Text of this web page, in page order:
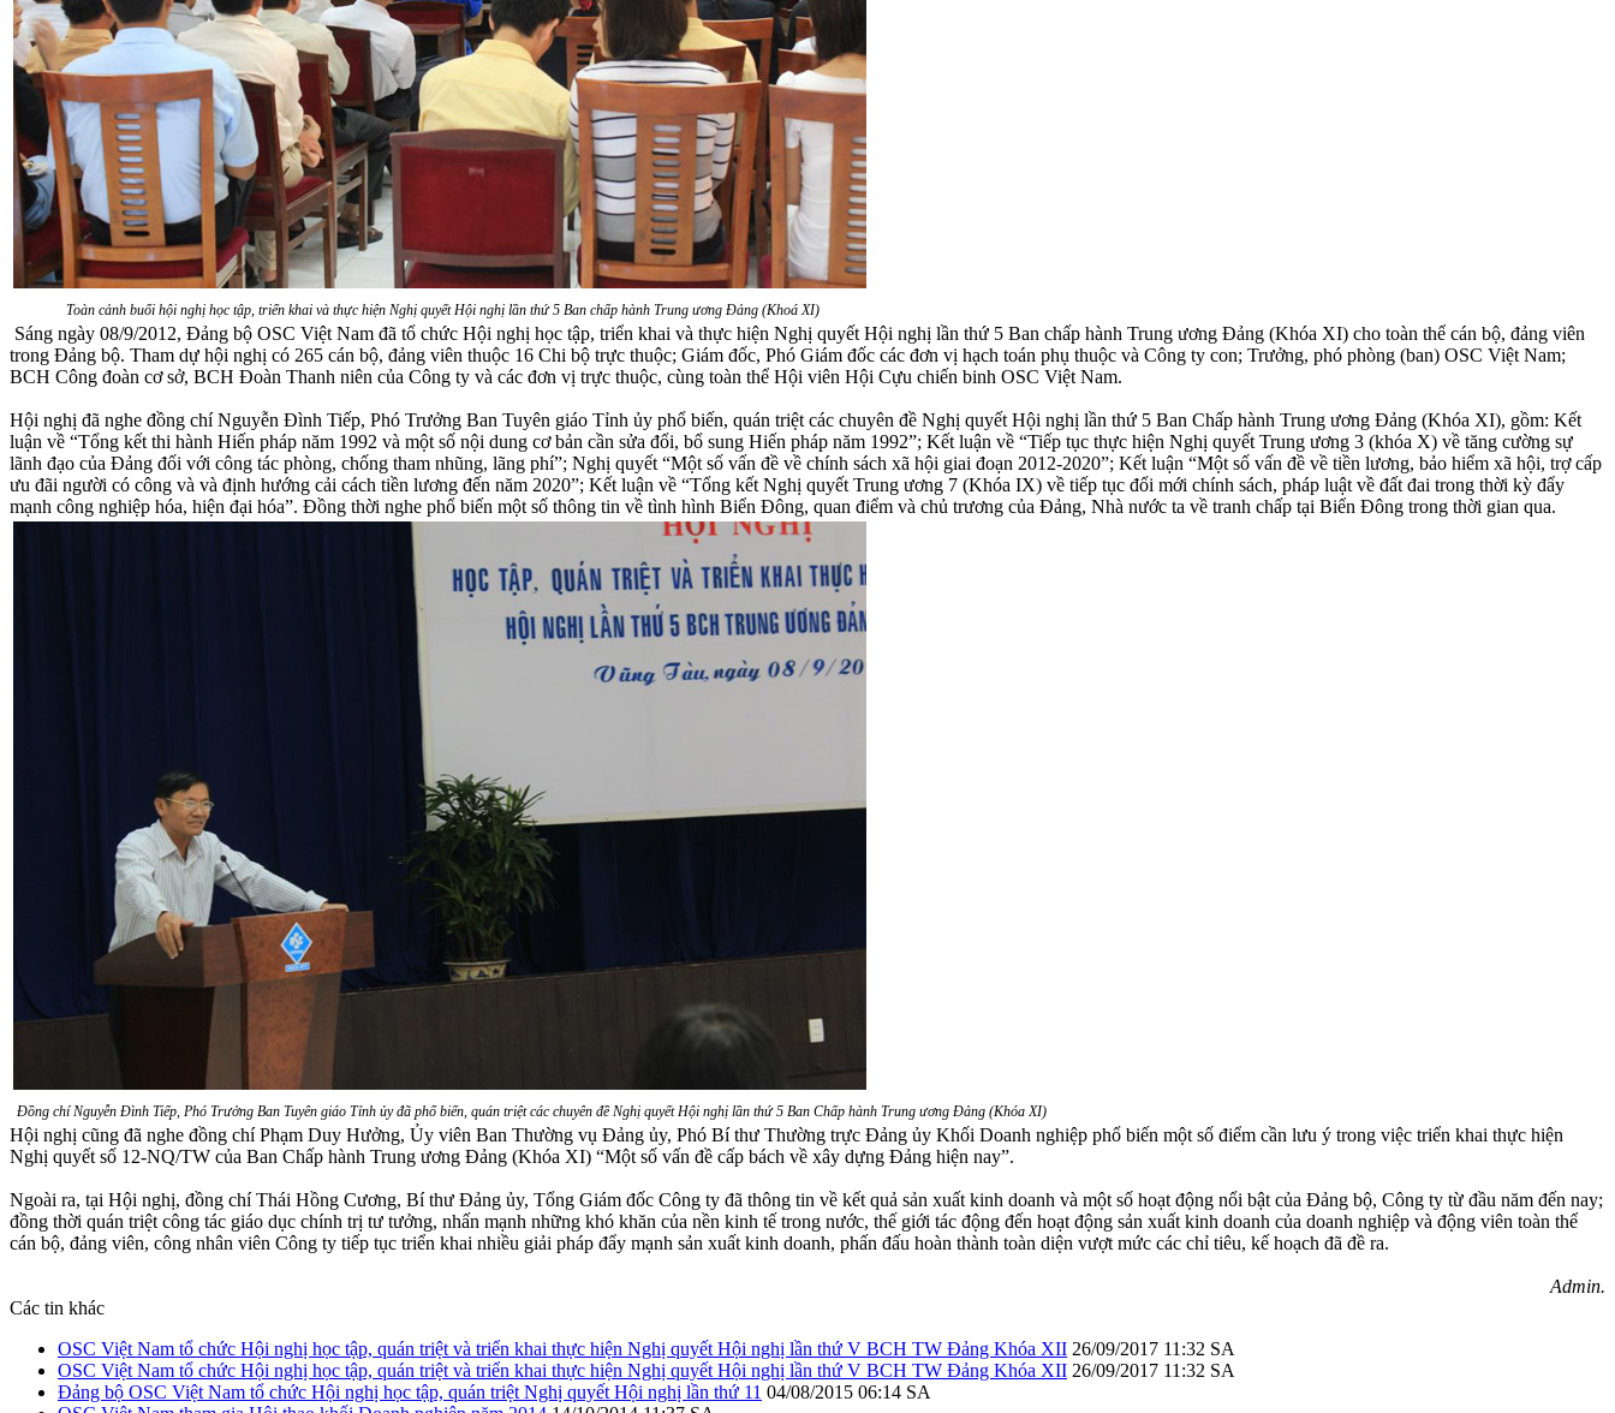
Toàn cảnh buổi hội nghị học tập, triển khai và thực hiện Nghị quyết Hội nghị lần thứ 5 Ban chấp hành Trung ương Đảng (Khoá XI)
Sáng ngày 08/9/2012, Đảng bộ OSC Việt Nam đã tổ chức Hội nghị học tập, triển khai và thực hiện Nghị quyết Hội nghị lần thứ 5 Ban chấp hành Trung ương Đảng (Khóa XI) cho toàn thể cán bộ, đảng viên
trong Đảng bộ. Tham dự hội nghị có 265 cán bộ, đảng viên thuộc 16 Chi bộ trực thuộc; Giám đốc, Phó Giám đốc các đơn vị hạch toán phụ thuộc và Công ty con; Trưởng, phó phòng (ban) OSC Việt Nam;
BCH Công đoàn cơ sở, BCH Đoàn Thanh niên của Công ty và các đơn vị trực thuộc, cùng toàn thể Hội viên Hội Cựu chiến binh OSC Việt Nam.
Hội nghị đã nghe đồng chí Nguyễn Đình Tiếp, Phó Trưởng Ban Tuyên giáo Tỉnh ủy phổ biến, quán triệt các chuyên đề Nghị quyết Hội nghị lần thứ 5 Ban Chấp hành Trung ương Đảng (Khóa XI), gồm: Kết
luận về “Tổng kết thi hành Hiến pháp năm 1992 và một số nội dung cơ bản cần sửa đổi, bổ sung Hiến pháp năm 1992”; Kết luận về “Tiếp tục thực hiện Nghị quyết Trung ương 3 (khóa X) về tăng cường sự
lãnh đạo của Đảng đối với công tác phòng, chống tham nhũng, lãng phí”; Nghị quyết “Một số vấn đề về chính sách xã hội giai đoạn 2012-2020”; Kết luận “Một số vấn đề về tiền lương, bảo hiểm xã hội, trợ cấp
ưu đãi người có công và và định hướng cải cách tiền lương đến năm 2020”; Kết luận về “Tổng kết Nghị quyết Trung ương 7 (Khóa IX) về tiếp tục đổi mới chính sách, pháp luật về đất đai trong thời kỳ đẩy
mạnh công nghiệp hóa, hiện đại hóa”. Đồng thời nghe phổ biến một số thông tin về tình hình Biển Đông, quan điểm và chủ trương của Đảng, Nhà nước ta về tranh chấp tại Biển Đông trong thời gian qua.
Đồng chí Nguyễn Đình Tiếp, Phó Trưởng Ban Tuyên giáo Tỉnh ủy đã phổ biến, quán triệt các chuyên đề Nghị quyết Hội nghị lần thứ 5 Ban Chấp hành Trung ương Đảng (Khóa XI)
Hội nghị cũng đã nghe đồng chí Phạm Duy Hưởng, Ủy viên Ban Thường vụ Đảng ủy, Phó Bí thư Thường trực Đảng ủy Khối Doanh nghiệp phổ biến một số điểm cần lưu ý trong việc triển khai thực hiện
Nghị quyết số 12-NQ/TW của Ban Chấp hành Trung ương Đảng (Khóa XI) “Một số vấn đề cấp bách về xây dựng Đảng hiện nay”.
Ngoài ra, tại Hội nghị, đồng chí Thái Hồng Cương, Bí thư Đảng ủy, Tổng Giám đốc Công ty đã thông tin về kết quả sản xuất kinh doanh và một số hoạt động nổi bật của Đảng bộ, Công ty từ đầu năm đến nay;
đồng thời quán triệt công tác giáo dục chính trị tư tưởng, nhấn mạnh những khó khăn của nền kinh tế trong nước, thế giới tác động đến hoạt động sản xuất kinh doanh của doanh nghiệp và động viên toàn thể
cán bộ, đảng viên, công nhân viên Công ty tiếp tục triển khai nhiều giải pháp đẩy mạnh sản xuất kinh doanh, phấn đấu hoàn thành toàn diện vượt mức các chỉ tiêu, kế hoạch đã đề ra.
Admin.
Các tin khác
OSC Việt Nam tổ chức Hội nghị học tập, quán triệt và triển khai thực hiện Nghị quyết Hội nghị lần thứ V BCH TW Đảng Khóa XII 26/09/2017 11:32 SA
OSC Việt Nam tổ chức Hội nghị học tập, quán triệt và triển khai thực hiện Nghị quyết Hội nghị lần thứ V BCH TW Đảng Khóa XII 26/09/2017 11:32 SA
Đảng bộ OSC Việt Nam tổ chức Hội nghị học tập, quán triệt Nghị quyết Hội nghị lần thứ 11 04/08/2015 06:14 SA